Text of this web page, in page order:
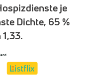
je
Dichte, 65 %